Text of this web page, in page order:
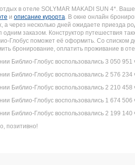
в отеле SOLYMAR MAKADI SUN 4*.
и описание курорта. В окне онлайн
а через несколько дней ожидаете приезда
одним заказом. Конструктор путешествия
Глобус поможет её оформить. Со
бронирование, оплатить проживание в
Библио-Глобус воспользовались 3 050 951
Библио-Глобус воспользовались 2 576 234
Библио-Глобус воспользовались 2 210 458
Библио-Глобус воспользовались 1 674 506
Библио-Глобус воспользовались 2 199 140
позитивно!